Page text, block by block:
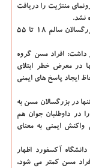
مننژیت را دریافت
نشد.
نتایج مطابق با داده های آزمایش فاز 1 است که برای بزرگسالان سالم 18 تا 55
داشت: افراد مسن گروه
19 هستند، چونکه آنها در معرض خطر ابتلای
ایجاد پاسخ های ایمنی
در بزرگسالان مسن به
در داوطلبان جوان هم
ایمنی به معنای
آکسفورد اظهار
مسن کمتر می شود،